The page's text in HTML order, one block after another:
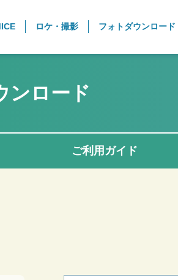
ロケ・撮影 フォトダウンロード
ンロード
ご利用ガイド